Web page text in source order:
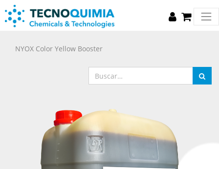
NYOX Color Yellow Booster